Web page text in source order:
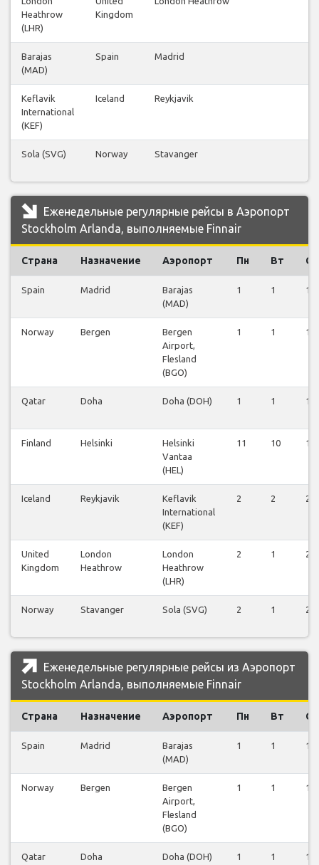
Heathrow
(LHR)
Kingdom
Barajas
(MAD)
Spain Madrid
Keflavik
International
(KEF)
Iceland Reykjavik
Sola (SVG) Norway Stavanger
Еженедельные регулярные рейсы в Аэропорт
Stockholm Arlanda, выполняемые Finnair
Страна Назначение Аэропорт Пн Вт Ср
Spain Madrid
Barajas
(MAD)
1 1 1
Norway Bergen
Bergen
Airport,
Flesland
(BGO)
1 1 1
Qatar Doha Doha (DOH) 1 1 1
Finland Helsinki
Helsinki
Vantaa
(HEL)
11 10 10
Iceland Reykjavik
Keflavik
International
(KEF)
2 2 2
United
Kingdom
London
Heathrow
London
Heathrow
(LHR)
2 1 2
Norway Stavanger Sola (SVG) 2 1 2
Еженедельные регулярные рейсы из Аэропорт
Stockholm Arlanda, выполняемые Finnair
Страна Назначение Аэропорт Пн Вт Ср
Spain Madrid
Barajas
(MAD)
1 1 1
Norway Bergen
Bergen
Airport,
Flesland
(BGO)
1 1 1
Qatar Doha Doha (DOH) 1 1 1